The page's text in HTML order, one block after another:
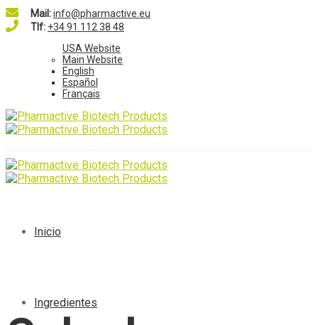
Mail:info@pharmactive.eu
Tlf: +34 91 112 38 48
USA Website
Main Website
English
Español
Français
Inicio
Ingredientes